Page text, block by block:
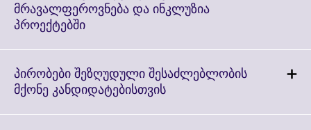
information
მრავალფეროვნება და ინკლუზია
პროექტებშიClick
More
information
პირობები შეზღუდული შესაძლებლობის
მქონე კანდიდატებისთვისClick